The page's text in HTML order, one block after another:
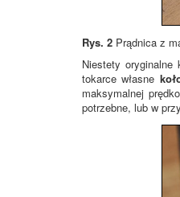
Rys. 2 Prądnica z
Niestety oryginalne
tokarce własne
maksymalnej
potrzebne, lub w